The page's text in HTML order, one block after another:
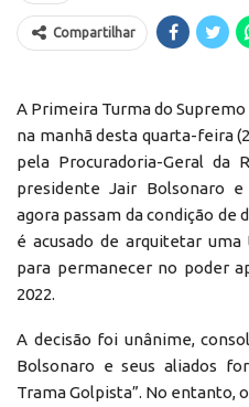
Compartilhar
A Primeira Turma do
na manhã desta quarta-feira
pela Procuradoria-Geral da
presidente Jair Bolsonaro
agora passam da condição de
é acusado de arquitetar
para permanecer no poder
2022.
A decisão foi unânime,
Bolsonaro e seus aliados
Trama Golpista”. No entanto,